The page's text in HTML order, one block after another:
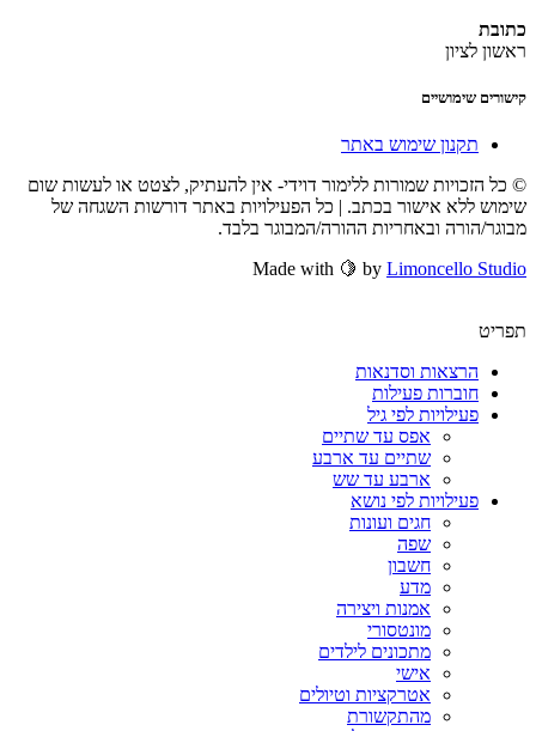
כתובת
ראשון לציון
קישורים שימושיים
תקנון שימוש באתר
© כל הזכויות שמורות ללימור דוידי- אין להעתיק, לצטט או לעשות שום
שימוש ללא אישור בכתב. | כל הפעילויות באתר דורשות השגחה של
מבוגר/הורה ובאחריות ההורה/המבוגר בלבד.
Made with 🍋 by Limoncello Studio
תפריט
הרצאות וסדנאות
חוברות פעילות
פעילויות לפי גיל
אפס עד שתיים
שתיים עד ארבע
ארבע עד שש
פעילויות לפי נושא
חגים ועונות
שפה
חשבון
מדע
אמנות ויצירה
מונטסורי
מתכונים לילדים
אישי
אטרקציות וטיולים
מהתקשורת